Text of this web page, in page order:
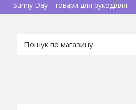
Sunny Day - товари для рукоділля